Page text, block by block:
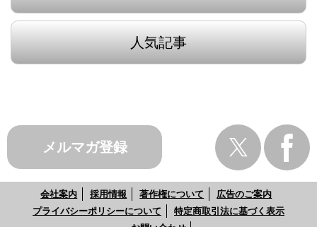
人気記事
メルマガ登録
会社案内 採用情報 著作権について
広告のご案内
プライバシーポリシーについて
特定商取引法に基づく表示